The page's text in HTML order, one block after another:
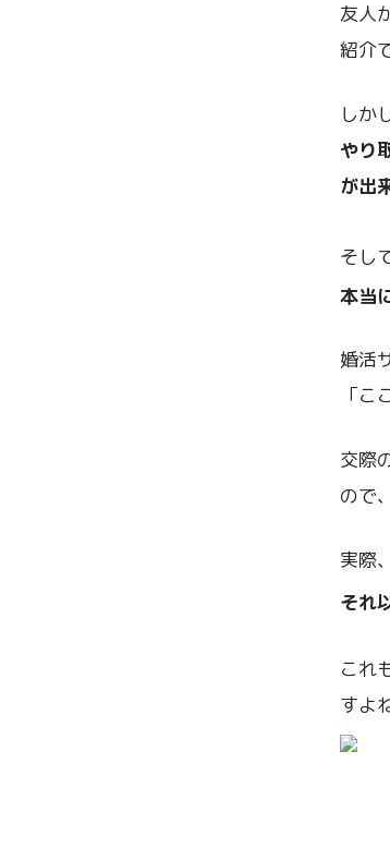
友人
紹介
しか
やり
が出
そし
本当
婚活
「
交際
ので
実際
それ
これ
すよ